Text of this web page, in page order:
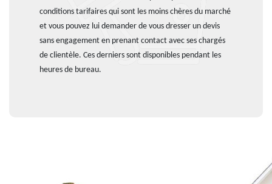
conditions tarifaires qui sont les moins chères du marché
et vous pouvez lui demander de vous dresser un devis
sans engagement en prenant contact avec ses chargés
de clientèle. Ces derniers sont disponibles pendant les
heures de bureau.